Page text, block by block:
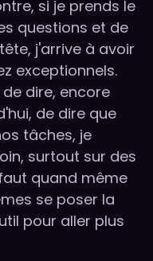
si je prends le
questions et de
j'arrive à avoir
exceptionnels.
dire, encore
de dire que
tâches, je
surtout sur des
quand même
se poser la
pour aller plus